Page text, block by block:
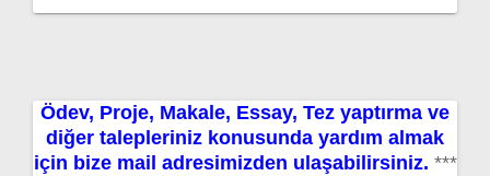
Ödev, Proje, Makale, Essay, Tez yaptırma ve
diğer talepleriniz konusunda yardım almak
için bize mail adresimizden ulaşabilirsiniz. ***